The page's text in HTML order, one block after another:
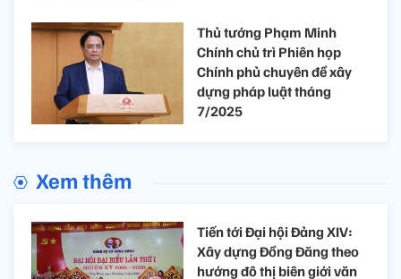
Thủ tướng Phạm Minh
Chính chủ trì Phiên họp
Chính phủ chuyên đề xây
dựng pháp luật tháng
7/2025
Xem thêm
Tiến tới Đại hội Đảng XIV:
Xây dựng Đồng Đăng theo
hướng đô thị biên giới văn